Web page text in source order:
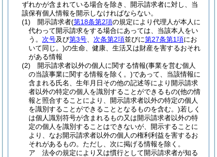
ずれかが含まれている場合を除き、開示請求者に対し、当
該保有個人情報を開示しなければならない。
(1)
開示請求者(第18条第2項の規定により代理人が本人に
代わって開示請求をする場合にあっては、当該本人をい
う。 次号及び第3号 次条第2項並びに第27条第1項にお
いて同じ。)の生命、健康、生活又は財産を害するおそれ
がある情報
(2)
開示請求者以外の個人に関する情報(事業を営む個人
の当該事業に関する情報を除く。)であって、当該情報に
含まれる氏名、生年月日その他の記述等により開示請求
者以外の特定の個人を識別することができるもの(他の情
報と照合することにより、開示請求者以外の特定の個人
を識別することができることとなるものを含む。)若しく
は個人識別符号が含まれるもの又は開示請求者以外の特
定の個人を識別することはできないが、開示することに
より、なお開示請求者以外の個人の権利利益を害するお
それがあるもの。 ただし、次に掲げる情報を除く。
ア
法令の規定により又は慣行として開示請求者が知る